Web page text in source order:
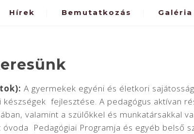
Hírek Bemutatkozás Galéria
A gyermekek egyéni és életkori
fejlesztése. A pedagógus aktívan
valamint a szülőkkel és munkatársakkal
Pedagógiai Programja és egyéb belső